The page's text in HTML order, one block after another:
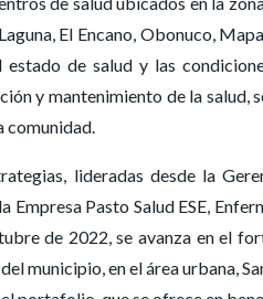
El Encano, Obonuco,
de salud y las
y mantenimiento de la salud,
comunidad.
lideradas desde la
Empresa Pasto Salud ESE,
de 2022, se avanza en el
municipio, en el área urbana,